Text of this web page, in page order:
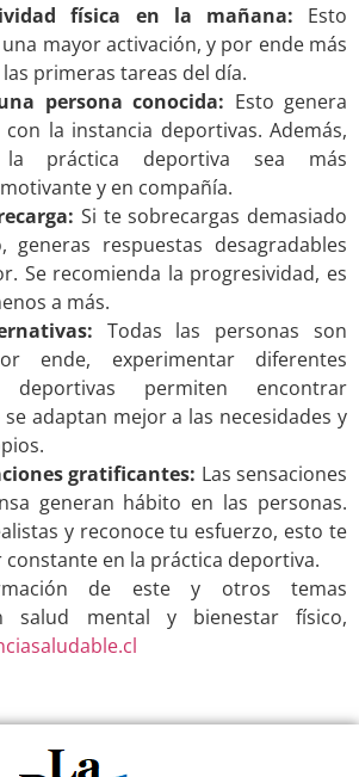
física en la mañana: Esto
mayor activación, y por ende más
primeras tareas del día.
persona conocida: Esto genera
la instancia deportivas. Además,
práctica deportiva sea más
y en compañía.
Si te sobrecargas demasiado
generas respuestas desagradables
Se recomienda la progresividad, es
a más.
Todas las personas son
ende, experimentar diferentes
deportivas permiten encontrar
adaptan mejor a las necesidades y
gratificantes: Las sensaciones
generan hábito en las personas.
y reconoce tu esfuerzo, esto te
en la práctica deportiva.
de este y otros temas
salud mental y bienestar físico,